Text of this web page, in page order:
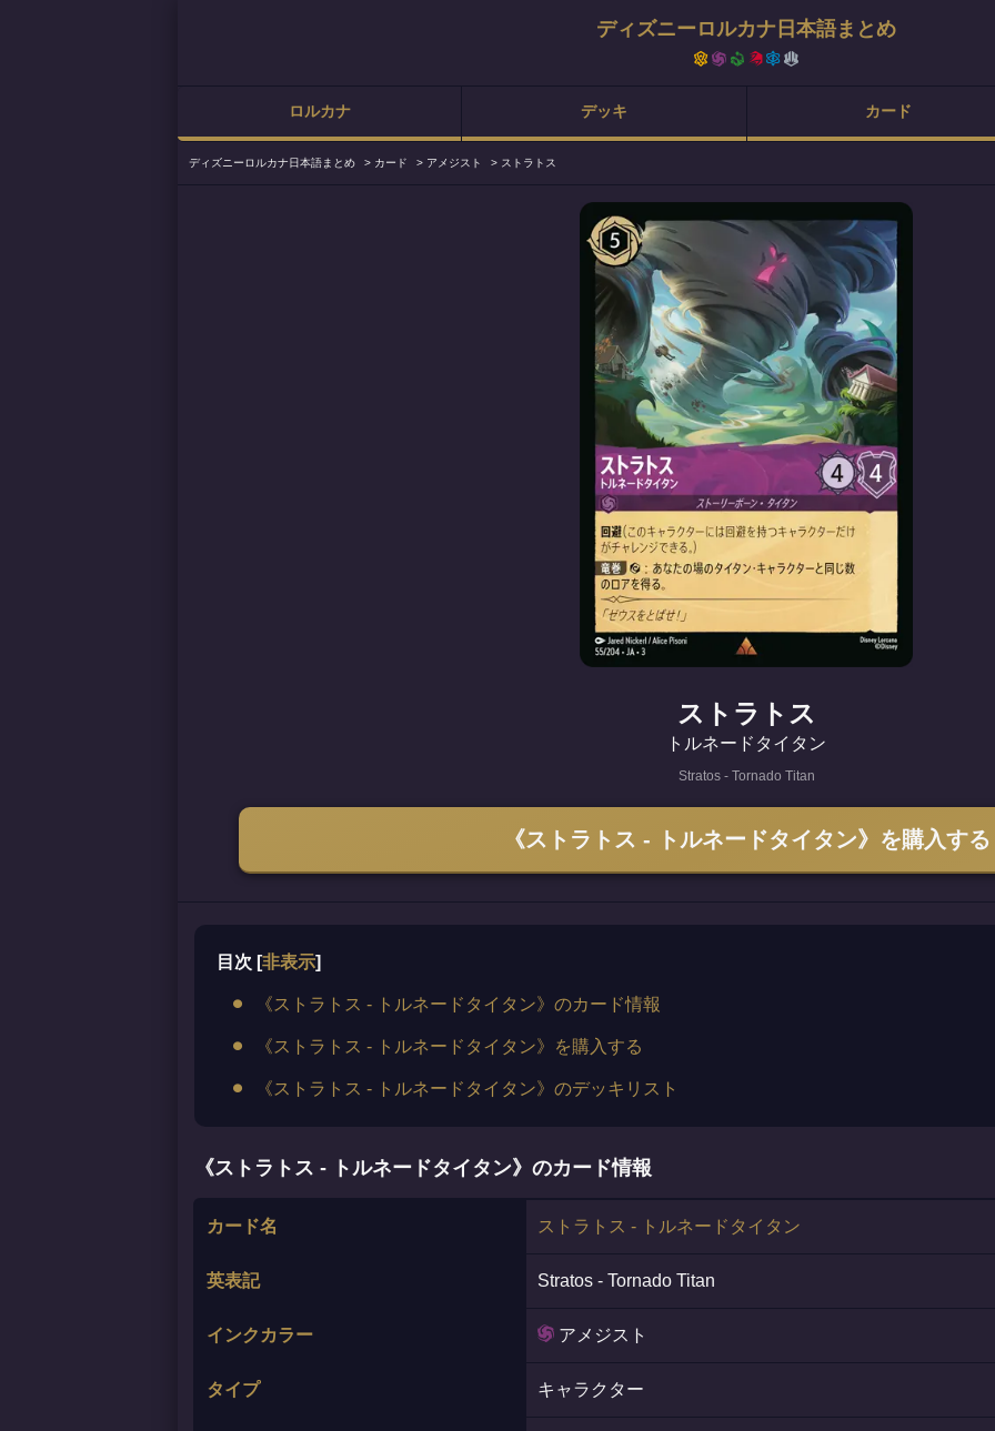
ディズニーロルカナ日本語まとめ
ロルカナ デッキ カード
ディズニーロルカナ日本語まとめ > カード > アメジスト > ストラトス
ストラトス
トルネードタイタン
Stratos - Tornado Titan
《ストラトス - トルネードタイタン》を購入する
目次 [非表示]
《ストラトス - トルネードタイタン》のカード情報
《ストラトス - トルネードタイタン》を購入する
《ストラトス - トルネードタイタン》のデッキリスト
《ストラトス - トルネードタイタン》のカード情報
カード名 ストラトス - トルネードタイタン
英表記 Stratos - Tornado Titan
インクカラー アメジスト
タイプ キャラクター